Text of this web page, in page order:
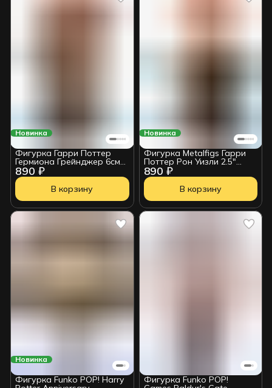
Новинка
890 ₽
Фигурка Гарри Поттер
Гермиона Грейнджер 6см
36127
В корзину
Новинка
890 ₽
Фигурка Metalfigs Гарри
Поттер Рон Уизли 2.5"
2100901239108
В корзину
Новинка
Фигурка Funko POP! Harry Фигурка Funko POP!